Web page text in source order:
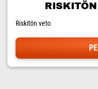
Riskitön veto